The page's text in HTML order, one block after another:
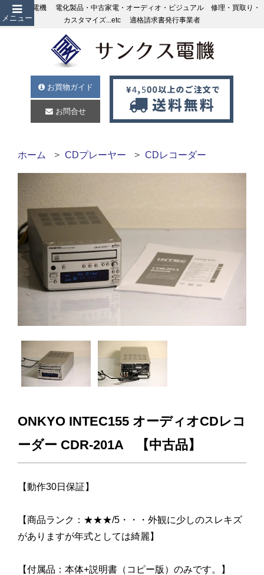
メニュー
サンクス電機 電化製品・中古家電・オーディオ・ビジュアル 修理・買取り・
カスタマイズ...etc 適格請求書発行事業者
お買物ガイド
お問合せ
ホーム CDプレーヤー CDレコーダー
ONKYO INTEC155 オーディオCDレコ
ーダー CDR-201A 【中古品】
【動作30日保証】
【商品ランク：★★★/5・・・外観に少しのスレキズ
がありますが年式としては綺麗】
【付属品：本体+説明書（コピー版）のみです。】